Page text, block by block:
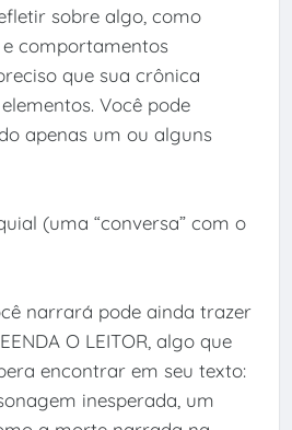
sobre algo, como
comportamentos
que sua crônica
Você pode
apenas um ou alguns
(uma “conversa” com o
narrará pode ainda trazer
O LEITOR, algo que
encontrar em seu texto:
inesperada, um